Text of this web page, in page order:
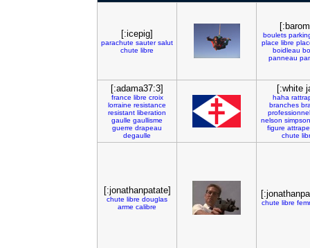
[:icepig]
parachute sauter salut
chute libre
boulets
place libre
boidleau
panneau
[:adama37:3]
france libre croix
lorraine resistance
resistant liberation
gaulle gaullisme
guerre drapeau
degaulle
[:white
haha
branches
professionnel
nelson
figure
chute
[:jonathanpatate]
chute libre douglas
arme calibre
chute libre